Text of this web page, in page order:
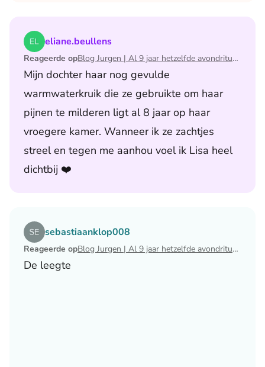
eliane.beullens
Reageerde op Blog Jurgen | Al 9 jaar hetzelfde avondritueel
Mijn dochter haar nog gevulde
warmwaterkruik die ze gebruikte om haar
pijnen te milderen ligt al 8 jaar op haar
vroegere kamer. Wanneer ik ze zachtjes
streel en tegen me aanhou voel ik Lisa heel
dichtbij ❤️
Lees het artikel Blog Jurgen | Al 9 jaar hetzelfde
sebastiaanklop008
Reageerde op Blog Jurgen | Al 9 jaar hetzelfde avondritueel
De leegte
Lees het artikel Blog Jurgen | Al 9 jaar hetzelfde